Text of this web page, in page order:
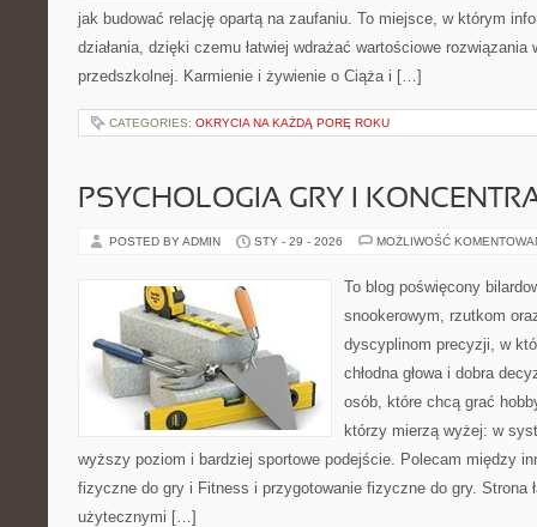
jak budować relację opartą na zaufaniu. To miejsce, w którym
działania, dzięki czemu łatwiej wdrażać wartościowe rozwiązania
przedszkolnej. Karmienie i żywienie o Ciąża i […]
CATEGORIES: OKRYCIA NA KAŻDĄ PORĘ ROKU
PSYCHOLOGIA GRY I
POSTED BY ADMIN STY - 29 - 2026 MOŻLIWOŚĆ
To blog poświęcony
snookerowym, rzutkom
dyscyplinom precyzji, w
chłodna głowa i dobra
osób, które chcą grać
którzy mierzą wyżej: w
wyższy poziom i bardziej sportowe podejście. Polecam między
fizyczne do gry i Fitness i przygotowanie fizyczne do gry. Strona
użytecznymi […]